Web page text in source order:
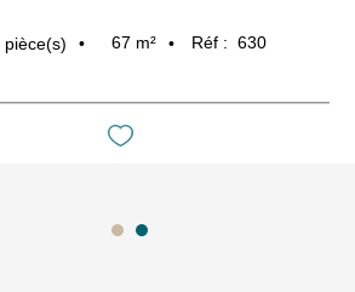
pièce(s) 67 m² Réf : 630